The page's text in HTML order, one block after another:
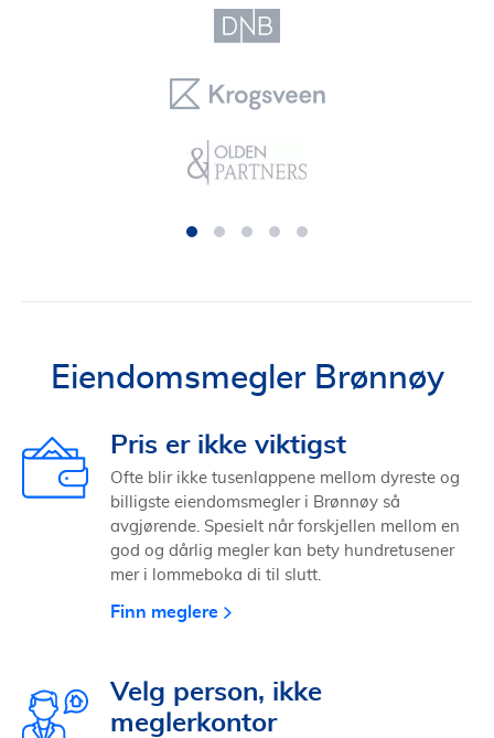
Eiendomsmegler Brønnøy
Pris er ikke viktigst
Ofte blir ikke tusenlappene mellom dyreste og
billigste eiendomsmegler i Brønnøy så
avgjørende. Spesielt når forskjellen mellom en
god og dårlig megler kan bety hundretusener
mer i lommeboka di til slutt.
Finn meglere
Velg person, ikke
meglerkontor